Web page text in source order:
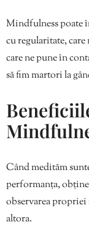
Mindfulness poate
cu regularitate,
care ne pune în
să fim martori la
Când medităm
performanța,
observarea propriei
altora.